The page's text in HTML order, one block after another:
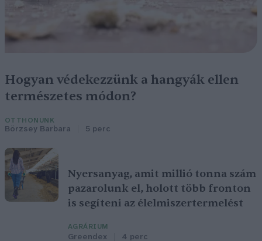
Hogyan védekezzünk a hangyák ellen
természetes módon?
OTTHONUNK
Börzsey Barbara 5 perc
Nyersanyag, amit millió tonna szám
pazarolunk el, holott több fronton
is segíteni az élelmiszertermelést
AGRÁRIUM
Greendex 4 perc